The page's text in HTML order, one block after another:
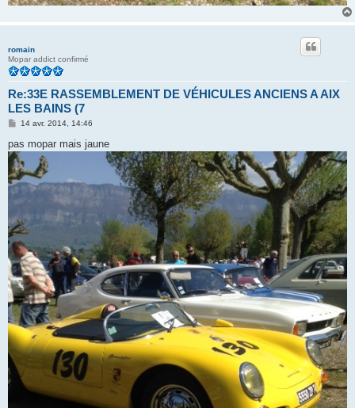
romain
Mopar addict confirmé
Re:33E RASSEMBLEMENT DE VÉHICULES ANCIENS A AIX
LES BAINS (7
M
s
s
a
g
e
14 avr. 2014, 14:46
pas mopar mais jaune